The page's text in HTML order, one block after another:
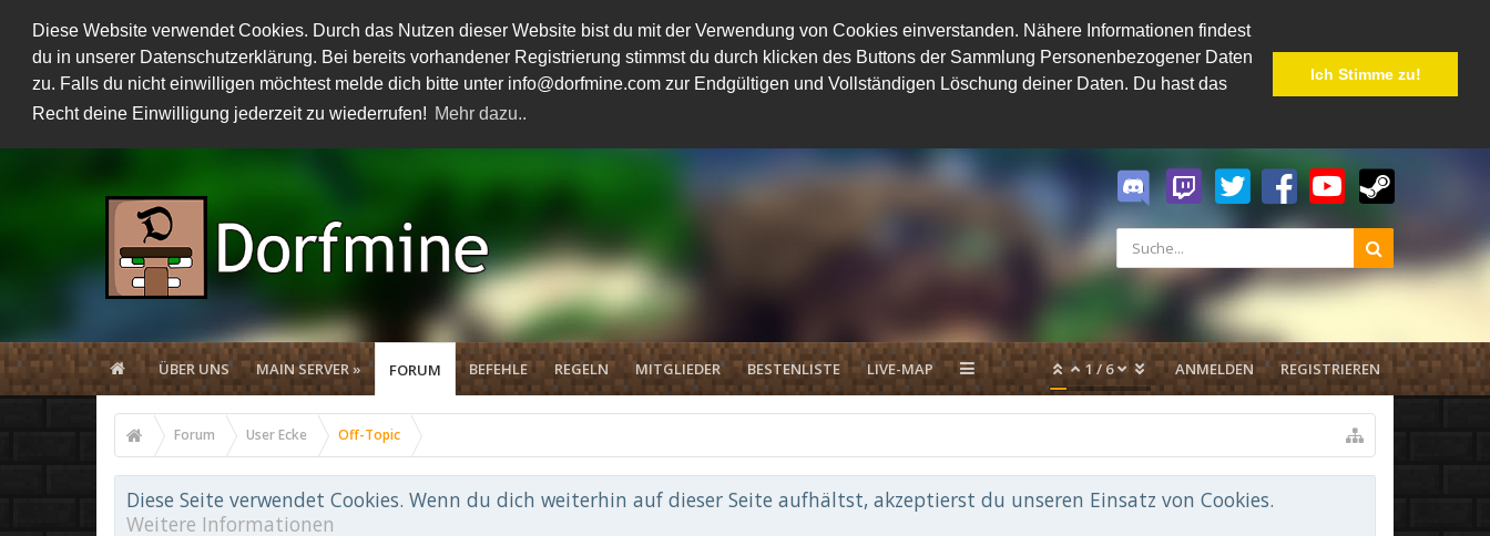
Diese Website verwendet Cookies. Durch das Nutzen dieser Website bist du mit der Verwendung von Cookies einverstanden. Nähere Informationen findest
du in unserer Datenschutzerklärung. Bei bereits vorhandener Registrierung stimmst du durch klicken des Buttons der Sammlung Personenbezogener Daten
zu. Falls du nicht einwilligen möchtest melde dich bitte unter info@dorfmine.com zur Endgültigen und Vollständigen Löschung deiner Daten. Du hast das
Recht deine Einwilligung jederzeit zu wiederrufen! Mehr dazu..
Ich Stimme zu!
ÜBER UNS MAIN SERVER » FORUM BEFEHLE REGELN MITGLIEDER BESTENLISTE LIVE-MAP 1/6 ANMELDEN REGISTRIEREN
Forum User Ecke Off-Topic
Diese Seite verwendet Cookies. Wenn du dich weiterhin auf dieser Seite aufhältst, akzeptierst du unseren Einsatz von Cookies.
Weitere Informationen